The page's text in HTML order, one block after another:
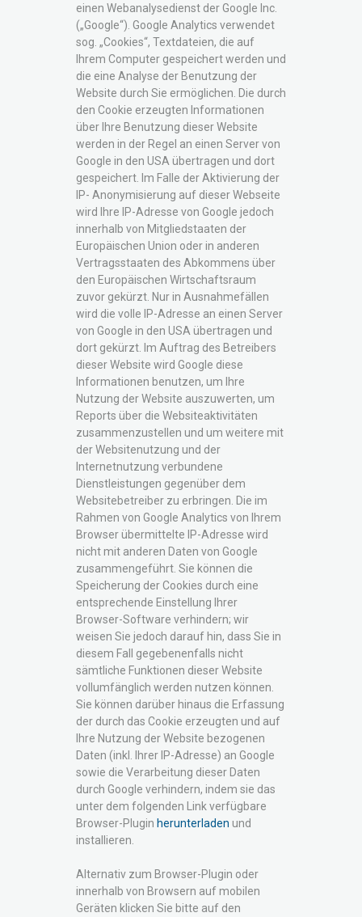
einen Webanalysedienst der Google Inc.
(„Google“). Google Analytics verwendet
sog. „Cookies“, Textdateien, die auf
Ihrem Computer gespeichert werden und
die eine Analyse der Benutzung der
Website durch Sie ermöglichen. Die durch
den Cookie erzeugten Informationen
über Ihre Benutzung dieser Website
werden in der Regel an einen Server von
Google in den USA übertragen und dort
gespeichert. Im Falle der Aktivierung der
IP- Anonymisierung auf dieser Webseite
wird Ihre IP-Adresse von Google jedoch
innerhalb von Mitgliedstaaten der
Europäischen Union oder in anderen
Vertragsstaaten des Abkommens über
den Europäischen Wirtschaftsraum
zuvor gekürzt. Nur in Ausnahmefällen
wird die volle IP-Adresse an einen Server
von Google in den USA übertragen und
dort gekürzt. Im Auftrag des Betreibers
dieser Website wird Google diese
Informationen benutzen, um Ihre
Nutzung der Website auszuwerten, um
Reports über die Websiteaktivitäten
zusammenzustellen und um weitere mit
der Websitenutzung und der
Internetnutzung verbundene
Dienstleistungen gegenüber dem
Websitebetreiber zu erbringen. Die im
Rahmen von Google Analytics von Ihrem
Browser übermittelte IP-Adresse wird
nicht mit anderen Daten von Google
zusammengeführt. Sie können die
Speicherung der Cookies durch eine
entsprechende Einstellung Ihrer
Browser-Software verhindern; wir
weisen Sie jedoch darauf hin, dass Sie in
diesem Fall gegebenenfalls nicht
sämtliche Funktionen dieser Website
vollumfänglich werden nutzen können.
Sie können darüber hinaus die Erfassung
der durch das Cookie erzeugten und auf
Ihre Nutzung der Website bezogenen
Daten (inkl. Ihrer IP-Adresse) an Google
sowie die Verarbeitung dieser Daten
durch Google verhindern, indem sie das
unter dem folgenden Link verfügbare
Browser-Plugin herunterladen und
installieren.
Alternativ zum Browser-Plugin oder
innerhalb von Browsern auf mobilen
Geräten klicken Sie bitte auf den